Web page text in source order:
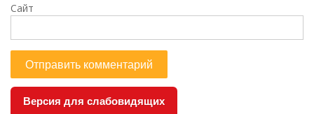
Сайт
Версия для слабовидящих